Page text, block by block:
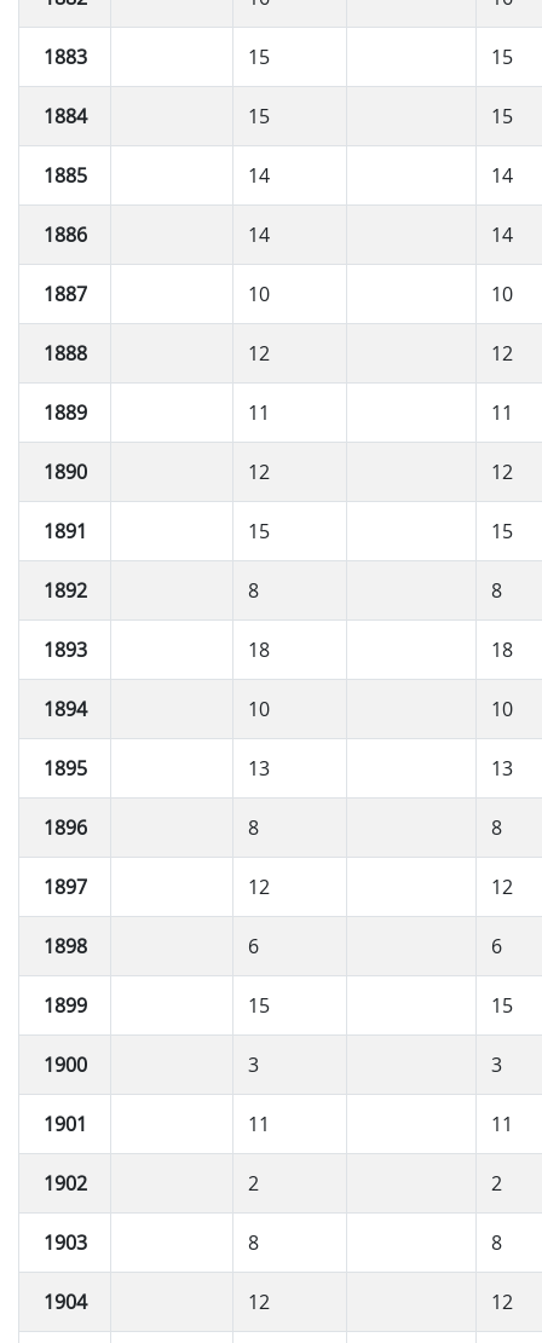
1883 15 15
1884 15 15
1885 14 14
1886 14 14
1887 10 10
1888 12 12
1889 11 11
1890 12 12
1891 15 15
1892 8 8
1893 18 18
1894 10 10
1895 13 13
1896 8 8
1897 12 12
1898 6 6
1899 15 15
1900 3 3
1901 11 11
1902 2 2
1903 8 8
1904 12 12